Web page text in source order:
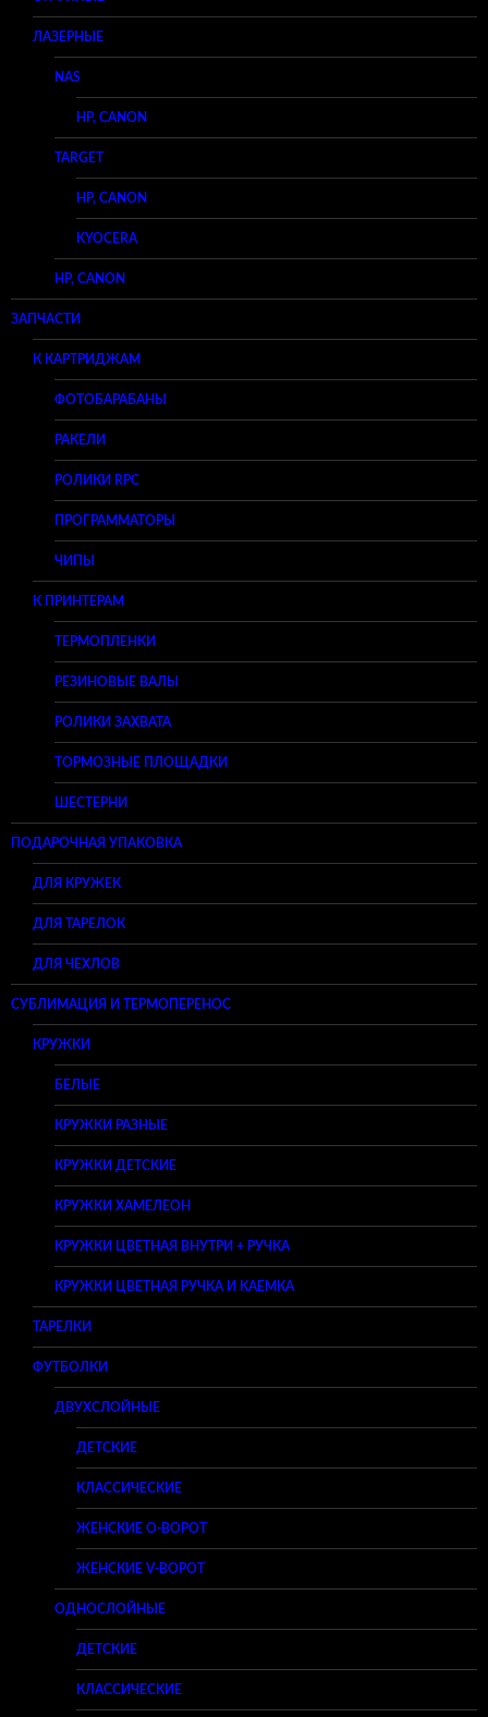
ЛАЗЕРНЫЕ
NAS
HP, CANON
TARGET
HP, CANON
KYOCERA
HP, CANON
ЗАПЧАСТИ
К КАРТРИДЖАМ
ФОТОБАРАБАНЫ
РАКЕЛИ
РОЛИКИ RPC
ПРОГРАММАТОРЫ
ЧИПЫ
К ПРИНТЕРАМ
ТЕРМОПЛЕНКИ
РЕЗИНОВЫЕ ВАЛЫ
РОЛИКИ ЗАХВАТА
ТОРМОЗНЫЕ ПЛОЩАДКИ
ШЕСТЕРНИ
ПОДАРОЧНАЯ УПАКОВКА
ДЛЯ КРУЖЕК
ДЛЯ ТАРЕЛОК
ДЛЯ ЧЕХЛОВ
СУБЛИМАЦИЯ И ТЕРМОПЕРЕНОС
КРУЖКИ
БЕЛЫЕ
КРУЖКИ РАЗНЫЕ
КРУЖКИ ДЕТСКИЕ
КРУЖКИ ХАМЕЛЕОН
КРУЖКИ ЦВЕТНАЯ ВНУТРИ + РУЧКА
КРУЖКИ ЦВЕТНАЯ РУЧКА И КАЕМКА
ТАРЕЛКИ
ФУТБОЛКИ
ДВУХСЛОЙНЫЕ
ДЕТСКИЕ
КЛАССИЧЕСКИЕ
ЖЕНСКИЕ O-ВОРОТ
ЖЕНСКИЕ V-ВОРОТ
ОДНОСЛОЙНЫЕ
ДЕТСКИЕ
КЛАССИЧЕСКИЕ